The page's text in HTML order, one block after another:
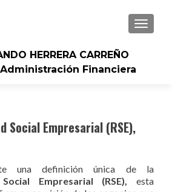
HERRERA CARREÑO
Financiera
Social Empresarial (RSE),
una definición única de la
Empresarial (RSE), esta